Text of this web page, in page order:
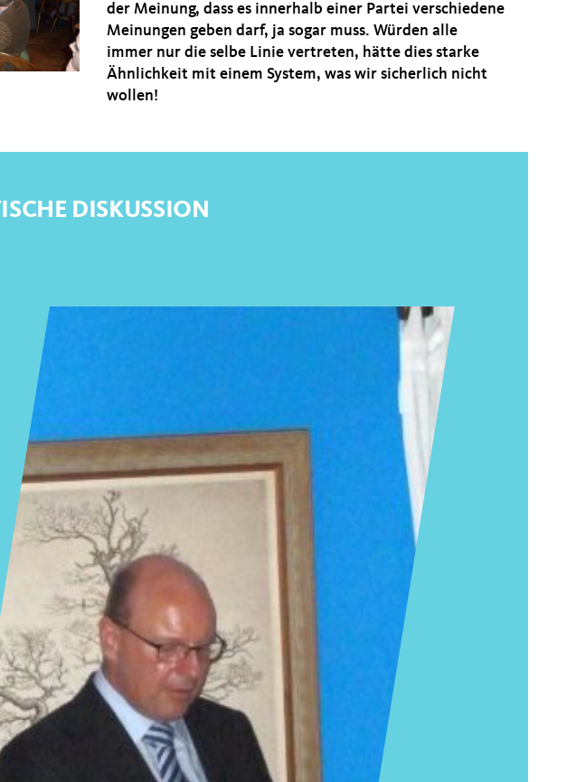
der Meinung, dass es innerhalb einer Partei verschiedene
Meinungen geben darf, ja sogar muss. Würden alle
immer nur die selbe Linie vertreten, hätte dies starke
Ähnlichkeit mit einem System, was wir sicherlich nicht
wollen!
DISKUSSION